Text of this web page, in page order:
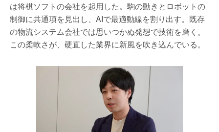
は将棋ソフトの会社を起用した。駒の動きとロボットの
制御に共通項を見出し、 AIで最適動線を割り出す。既存
の物流システム会社では思いつかぬ発想で技術を磨く。
この柔軟さが、硬直した業界に新風を吹き込んでいる。